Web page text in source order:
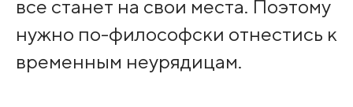
все станет на свои места. Поэтому
нужно по-философски отнестись к
временным неурядицам.